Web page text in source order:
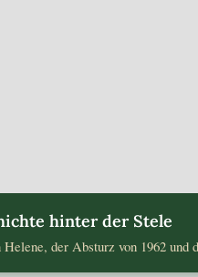
hinter der Stele
der Absturz von 1962 und